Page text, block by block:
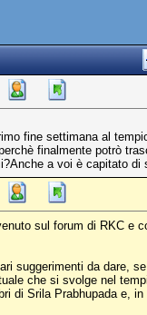
fine settimana al
finalmente potrò
a voi è capitato
sul forum di RKC e
suggerimenti da dare,
che si svolge nel
di Srila Prabhupada e,